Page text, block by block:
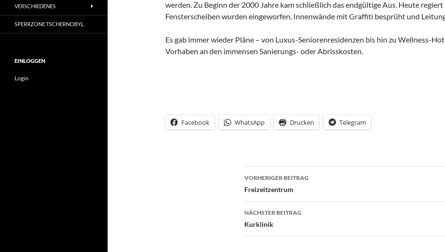
werden. Zu Beginn der 2000 Jahre kam schließlich das endgültige Aus. Heute
Fensterscheiben wurden eingeworfen, Innenwände mit Graffiti besprüht und
Es gab immer wieder Pläne – von Luxus-Seniorenresidenzen bis hin zu Wellness-
Vorhaben an den immensen Sanierungs- oder Abrisskosten.
Facebook WhatsApp Drucken Telegram
Beitrags-
Navigation
VORHERIGER BEITRAG
Freizeitzentrum
NÄCHSTER BEITRAG
Kurklinik
VERSCHIEDENES
SPERRZONE TSCHERNOBYL
EINLOGGEN
Login